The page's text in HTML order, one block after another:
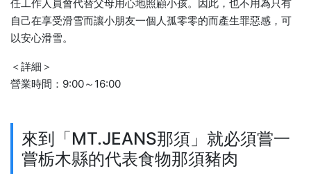
任工作人員會代替父母用心地照顧小孩。因此，也不用為只有
自己在享受滑雪而讓小朋友一個人孤零零的而產生罪惡感，可
以安心滑雪。
＜詳細＞
營業時間：9:00～16:00
來到「MT.JEANS那須」就必須嘗一
嘗栃木縣的代表食物那須豬肉